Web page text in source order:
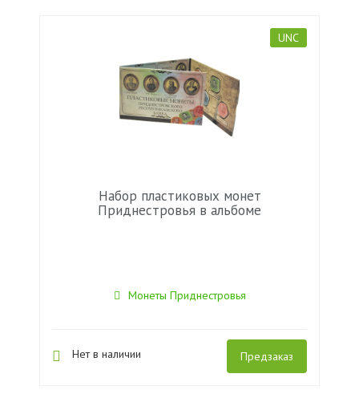
UNC
Набор пластиковых монет
Приднестровья в альбоме
Монеты Приднестровья
Нет в наличии Предзаказ